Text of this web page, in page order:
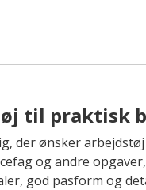
til praktisk
der ønsker
og andre
god pasform og